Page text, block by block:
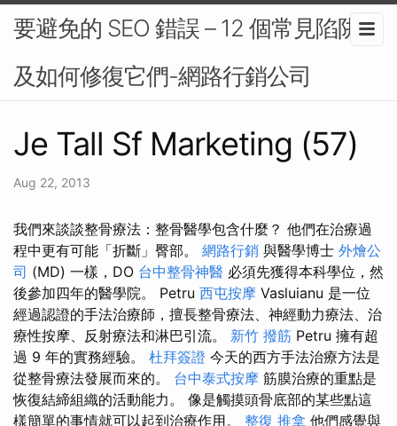
要避免的 SEO 錯誤 – 12 個常見陷阱以
及如何修復它們-網路行銷公司
Je Tall Sf Marketing (57)
Aug 22, 2013
我們來談談整骨療法：整骨醫學包含什麼？ 他們在治療過
程中更有可能「折斷」臀部。 網路行銷 與醫學博士 外燴公
司 (MD) 一樣，DO 台中整骨神醫 必須先獲得本科學位，然
後參加四年的醫學院。 Petru 西屯按摩 Vasluianu 是一位
經過認證的手法治療師，擅長整骨療法、神經動力療法、治
療性按摩、反射療法和淋巴引流。 新竹 撥筋 Petru 擁有超
過 9 年的實務經驗。 杜拜簽證 今天的西方手法治療方法是
從整骨療法發展而來的。 台中泰式按摩 筋膜治療的重點是
恢復結締組織的活動能力。 像是觸摸頭骨底部的某些點這
樣簡單的事情就可以起到治療作用。 整復 推拿 他們感覺與